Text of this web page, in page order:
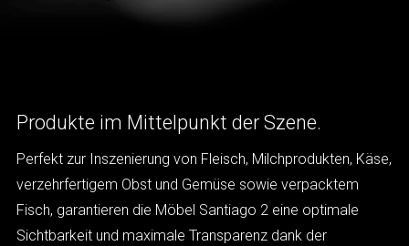
Produkte im Mittelpunkt der Szene.
Perfekt zur Inszenierung von Fleisch, Milchprodukten, Käse,
verzehrfertigem Obst und Gemüse sowie verpacktem
Fisch, garantieren die Möbel Santiago 2 eine optimale
Sichtbarkeit und maximale Transparenz dank der